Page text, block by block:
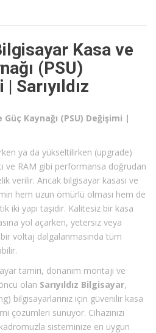
Kasa ve
(PSU)
Sarıyıldız
Kaynağı (PSU) Değişimi |
ya da yükseltilirken (upgrade)
ve RAM gibi performansa doğrudan
verilir. Ancak bilgisayar kasası ve
hem uzun ömürlü olması hem de
iki yapı taşıdır. Kalitesiz bir kasa
yol açarken, yetersiz veya
voltaj dalgalanmasında tüm
tamiri, donanım montajı ve
olan Sarıyıldız Bilgisayar,
bilgisayarlarınız için güvenilir kasa
çözümleri sunuyor. Cihazınızı
sisteminize en uygun